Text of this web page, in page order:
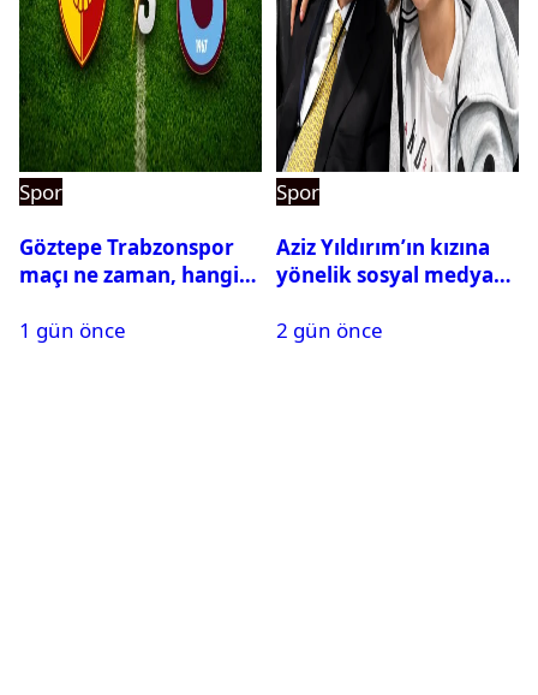
Spor
Göztepe Trabzonspor
maçı ne zaman, hangi
oynayacak mı?
1 gün önce
Spor
Aziz Yıldırım’ın kızına
yönelik sosyal medya
hakkında karar çıktı
2 gün önce